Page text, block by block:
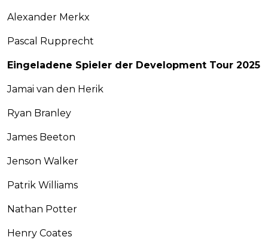
Alexander Merkx
Pascal Rupprecht
Eingeladene Spieler der Development Tour 2025
Jamai van den Herik
Ryan Branley
James Beeton
Jenson Walker
Patrik Williams
Nathan Potter
Henry Coates